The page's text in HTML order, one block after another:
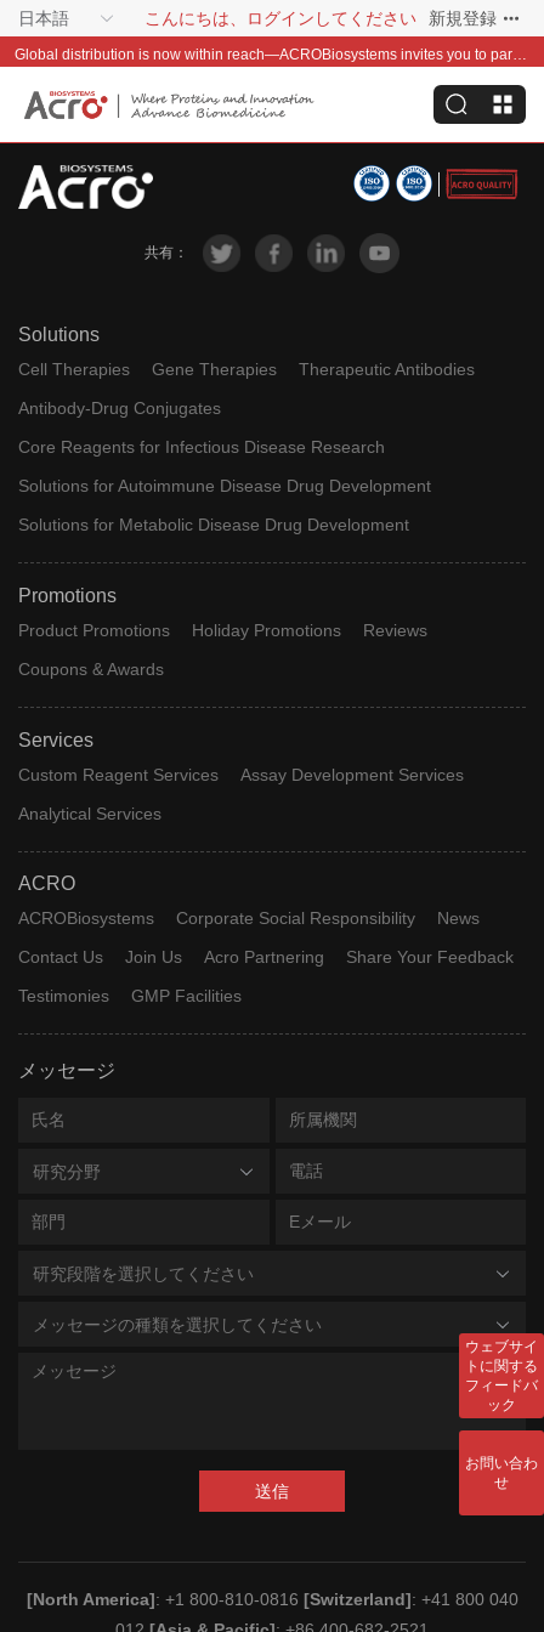
日本語 こんにちは、ログインしてください 新規登録
Global distribution is now within reach—ACROBiosystems invites you to partner with us~
共有：
Solutions
Cell Therapies Gene Therapies
Therapeutic Antibodies
Antibody-Drug Conjugates
Core Reagents for Infectious Disease Research
Solutions for Autoimmune Disease Drug Development
Solutions for Metabolic Disease Drug Development
Promotions
Product Promotions Holiday Promotions
Reviews
Coupons & Awards
Services
Custom Reagent Services
Assay Development Services
Analytical Services
ACRO
ACROBiosystems Corporate Social Responsibility
News
Contact Us
Join Us Acro Partnering
Share Your Feedback
Testimonies
GMP Facilities
メッセージ
研究分野
研究段階を選択してください
メッセージの種類を選択してください
送信
[North America]: +1 800-810-0816 [Switzerland]: +41 800 040
ウェブサイ
トに関する
フィードバ
ック
お問い合わ
せ